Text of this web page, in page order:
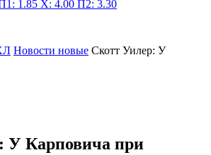
1.85 X: 4.00 П2: 3.30
Новости новые Скотт Уилер: У
У Карповича при